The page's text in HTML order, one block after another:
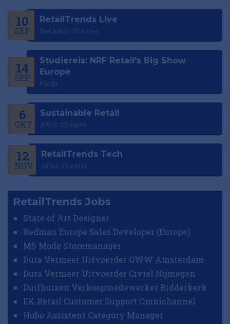
10
SEP
RetailTrends Live
DeLaMar Theater
14
SEP
Studiereis: NRF Retail's Big Show
Europe
Parijs
6
OKT
Sustainable Retail
AFAS Theater
12
NOV
RetailTrends Tech
AFAS Theater
RetailTrends Jobs
State of Art Designer
Redman Europe Sales Developer (Europe)
MS Mode Storemanager
Dura Vermeer Uitvoerder GWW Amsterdam
Dura Vermeer Uitvoerder Civiel Nijmegen
Duifhuizen Verkoopmedewerker Ridderkerk
EK Retail Customer Support Omnichannel
Hubo Assistent Category Manager